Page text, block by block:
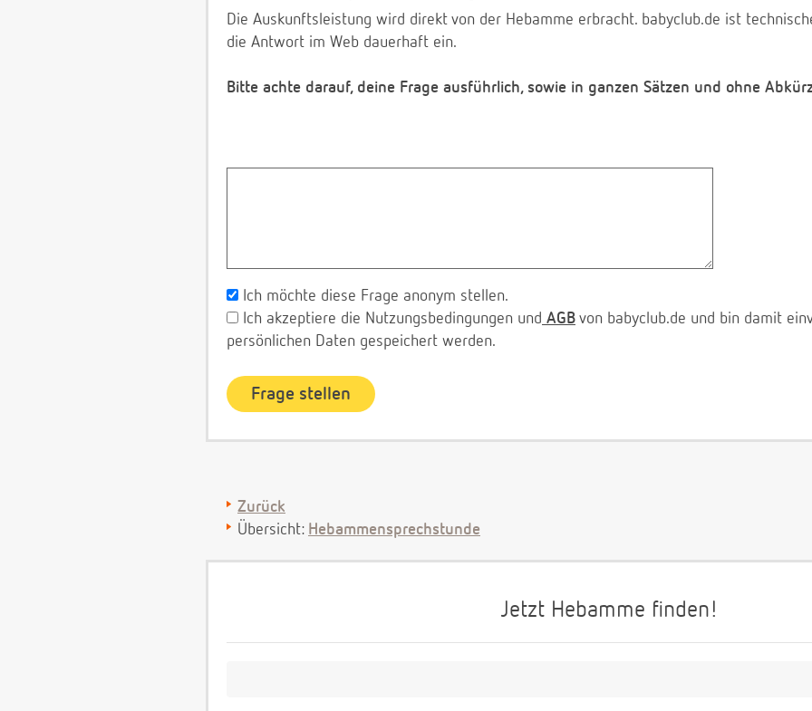
Die Auskunftsleistung wird direkt von der Hebamme erbracht. babyclub.de ist
die Antwort im Web dauerhaft ein.
Bitte achte darauf, deine Frage ausführlich, sowie in ganzen Sätzen und ohne
Ich möchte diese Frage anonym stellen.
Ich akzeptiere die Nutzungsbedingungen und AGB von babyclub.de und bin damit
persönlichen Daten gespeichert werden.
Zurück
Übersicht: Hebammensprechstunde
Jetzt Hebamme finden!